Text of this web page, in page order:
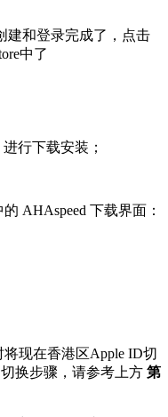
建和登录完成了，点击
中了
进行下载安装；
AHAspeed 下载界面：
将现在香港区Apple ID切
切换步骤，请参考上方 第